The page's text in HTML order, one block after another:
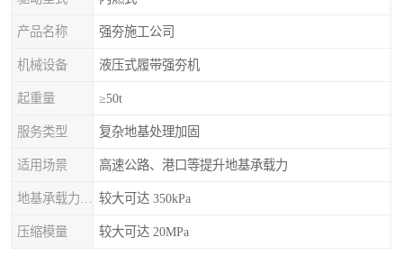
产品名称 强夯施工公司
机械设备 液压式履带强夯机
起重量 ≥50t
服务类型 复杂地基处理加固
适用场景 高速公路、港口等提升地基承载力
较大可达 350kPa
压缩模量 较大可达 20MPa